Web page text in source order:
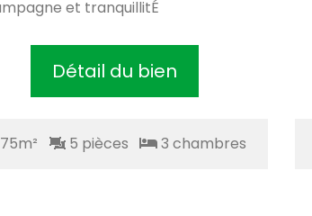
et tranquillitÉ
Détail du bien
75m² 5 pièces 3 chambres